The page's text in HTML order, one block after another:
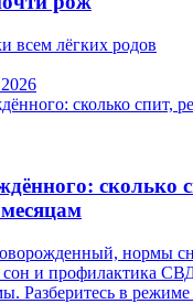
всем лёгких родов
сколько
нормы
сон и профилактика
Разберитесь в